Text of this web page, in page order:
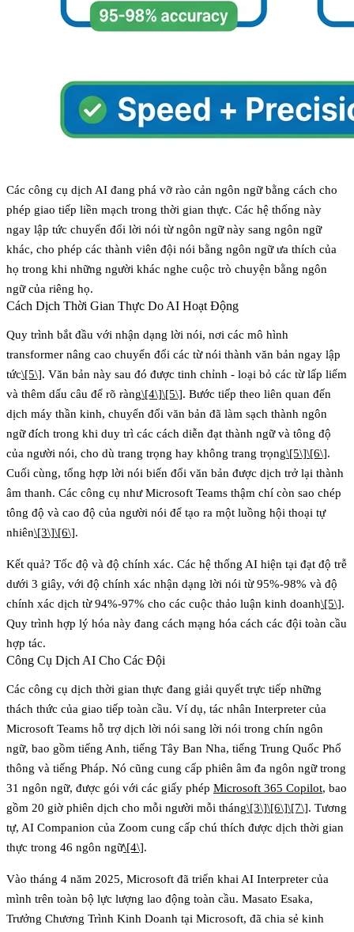
Các công cụ dịch AI đang phá vỡ rào cản ngôn ngữ bằng cách cho
phép giao tiếp liền mạch trong thời gian thực. Các hệ thống này
ngay lập tức chuyển đổi lời nói từ ngôn ngữ này sang ngôn ngữ
khác, cho phép các thành viên đội nói bằng ngôn ngữ ưa thích của
họ trong khi những người khác nghe cuộc trò chuyện bằng ngôn
ngữ của riêng họ.
Cách Dịch Thời Gian Thực Do AI Hoạt Động
Quy trình bắt đầu với nhận dạng lời nói, nơi các mô hình
transformer nâng cao chuyển đổi các từ nói thành văn bản ngay lập
tức\[5\]. Văn bản này sau đó được tinh chỉnh - loại bỏ các từ lấp liếm
và thêm dấu câu để rõ ràng\[4\]\[5\]. Bước tiếp theo liên quan đến
dịch máy thần kinh, chuyển đổi văn bản đã làm sạch thành ngôn
ngữ đích trong khi duy trì các cách diễn đạt thành ngữ và tông độ
của người nói, cho dù trang trọng hay không trang trọng\[5\]\[6\].
Cuối cùng, tổng hợp lời nói biến đổi văn bản được dịch trở lại thành
âm thanh. Các công cụ như Microsoft Teams thậm chí còn sao chép
tông độ và cao độ của người nói để tạo ra một luồng hội thoại tự
nhiên\[3\]\[6\].
Kết quả? Tốc độ và độ chính xác. Các hệ thống AI hiện tại đạt độ trễ
dưới 3 giây, với độ chính xác nhận dạng lời nói từ 95%-98% và độ
chính xác dịch từ 94%-97% cho các cuộc thảo luận kinh doanh\[5\].
Quy trình hợp lý hóa này đang cách mạng hóa cách các đội toàn cầu
hợp tác.
Công Cụ Dịch AI Cho Các Đội
Các công cụ dịch thời gian thực đang giải quyết trực tiếp những
thách thức của giao tiếp toàn cầu. Ví dụ, tác nhân Interpreter của
Microsoft Teams hỗ trợ dịch lời nói sang lời nói trong chín ngôn
ngữ, bao gồm tiếng Anh, tiếng Tây Ban Nha, tiếng Trung Quốc Phổ
thông và tiếng Pháp. Nó cũng cung cấp phiên âm đa ngôn ngữ trong
31 ngôn ngữ, được gói với các giấy phép Microsoft 365 Copilot, bao
gồm 20 giờ phiên dịch cho mỗi người mỗi tháng\[3\]\[6\]\[7\]. Tương
tự, AI Companion của Zoom cung cấp chú thích được dịch thời gian
thực trong 46 ngôn ngữ\[4\].
Vào tháng 4 năm 2025, Microsoft đã triển khai AI Interpreter của
mình trên toàn bộ lực lượng lao động toàn cầu. Masato Esaka,
Trưởng Chương Trình Kinh Doanh tại Microsoft, đã chia sẻ kinh